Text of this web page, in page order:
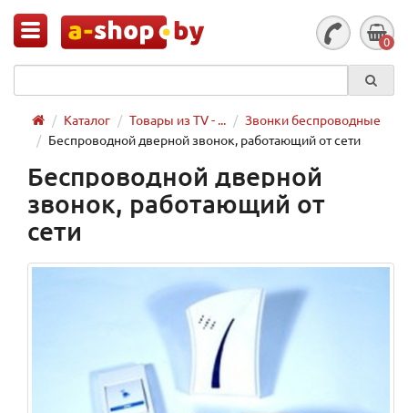
0
Каталог Товары из TV - ...
Звонки беспроводные
Беспроводной дверной звонок, работающий от сети
Беспроводной дверной
звонок, работающий от
сети